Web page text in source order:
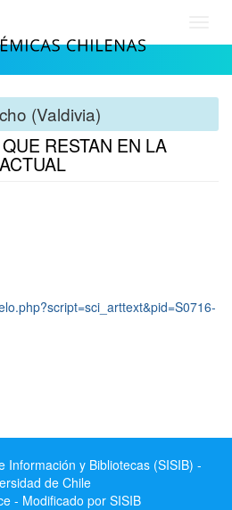
(Valdivia)
RESTAN EN LA
Información y Bibliotecas (SISIB) -
de Chile
- Modificado por SISIB